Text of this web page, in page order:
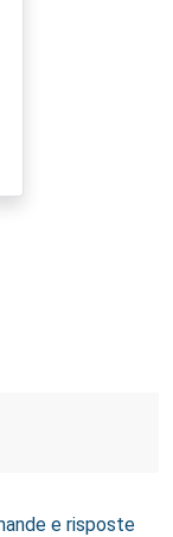
e risposte